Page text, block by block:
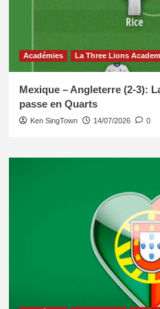
Académies La Three Lions
Mexique – Angleterre (2-3):
passe en Quarts
Ken SingTown 14/07/2026 0